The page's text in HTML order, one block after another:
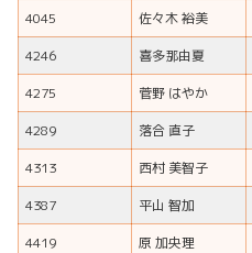
4045
佐々木 裕美
4246
喜多那由夏
4275
菅野 はやか
4289
落合 直子
4313
西村 美智子
4387
平山 智加
4419
原 加央理